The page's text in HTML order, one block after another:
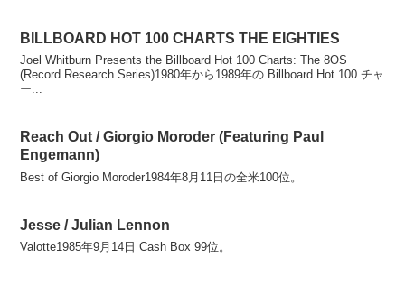
BILLBOARD HOT 100 CHARTS THE EIGHTIES
Joel Whitburn Presents the Billboard Hot 100 Charts: The 8OS
(Record Research Series)1980年から1989年の Billboard Hot 100 チャ
ー...
Reach Out / Giorgio Moroder (Featuring Paul
Engemann)
Best of Giorgio Moroder1984年8月11日の全米100位。
Jesse / Julian Lennon
Valotte1985年9月14日 Cash Box 99位。